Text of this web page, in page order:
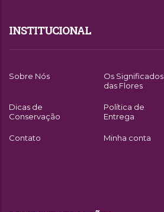
INSTITUCIONAL
Sobre Nós
Os Significados
das Flores
Dicas de
Conservação
Política de
Entrega
Contato Minha conta